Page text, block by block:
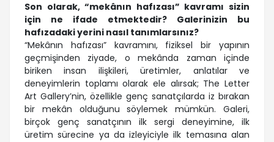
Son olarak, “mekânın hafızası” kavramı sizin
için ne ifade etmektedir? Galerinizin bu
hafızadaki yerini nasıl tanımlarsınız?
“Mekânın hafızası” kavramını, fiziksel bir yapının
geçmişinden ziyade, o mekânda zaman içinde
biriken insan ilişkileri, üretimler, anlatılar ve
deneyimlerin toplamı olarak ele alırsak; The Letter
Art Gallery’nin, özellikle genç sanatçılarda iz bırakan
bir mekân olduğunu söylemek mümkün. Galeri,
birçok genç sanatçının ilk sergi deneyimine, ilk
üretim sürecine ya da izleyiciyle ilk temasına alan